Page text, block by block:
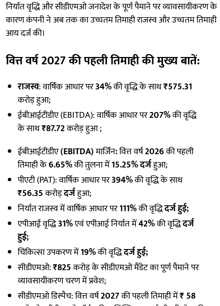
निर्यात वृद्धि और सीडीएमओ जनादेश के पूर्ण पैमाने पर व्यावसायीकरण के
कारण कंपनी ने अब तक का उच्चतम तिमाही राजस्व और उच्चतम तिमाही
आय दर्ज की।
वित्त वर्ष 2027 की पहली तिमाही की मुख्य बातें:
राजस्व: वार्षिक आधार पर34%की वृद्धि के साथ₹575.31
करोड़ हुआ;
ईबीआईटीडीए (EBITDA): वार्षिक आधार पर207%की वृद्धि
के साथ₹87.72करोड़ हुआ ;
ईबीआईटीडीए(EBITDA)मार्जिन:वित्त वर्ष2026की पहली
तिमाही के6.65%की तुलना में15.25% दर्जहुआ;
पीएटी (PAT): वार्षिक आधार पर394%की वृद्धि के साथ
₹56.35करोड़दर्जहुआ;
निर्यात राजस्व में वार्षिक आधार पर111%की वृद्धिदर्ज हुई;
एपीआई वृद्धि31%एवं एपीआई निर्यात में42%की वृद्धिदर्ज
हुई;
चिकित्सा उपकरण में19%की वृद्धिदर्ज हुई;
सीडीएमओ:₹825करोड़ के सीडीएमओ मैंडेट का पूर्ण पैमाने पर
व्यावसायीकरण चरण में प्रवेश;
सीडीएमओ डिस्पैच: वित्त वर्ष2027की पहली तिमाही में₹ 58